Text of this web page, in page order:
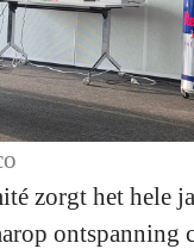
zorgt het hele
ontspanning